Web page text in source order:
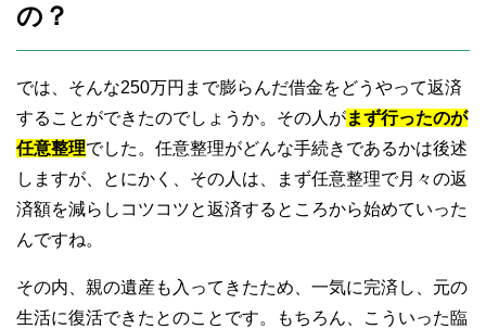
の？
では、そんな250万円まで膨らんだ借金をどうやって返済
することができたのでしょうか。その人がまず行ったのが
任意整理でした。任意整理がどんな手続きであるかは後述
しますが、とにかく、その人は、まず任意整理で月々の返
済額を減らしコツコツと返済するところから始めていった
んですね。
その内、親の遺産も入ってきたため、一気に完済し、元の
生活に復活できたとのことです。もちろん、こういった臨